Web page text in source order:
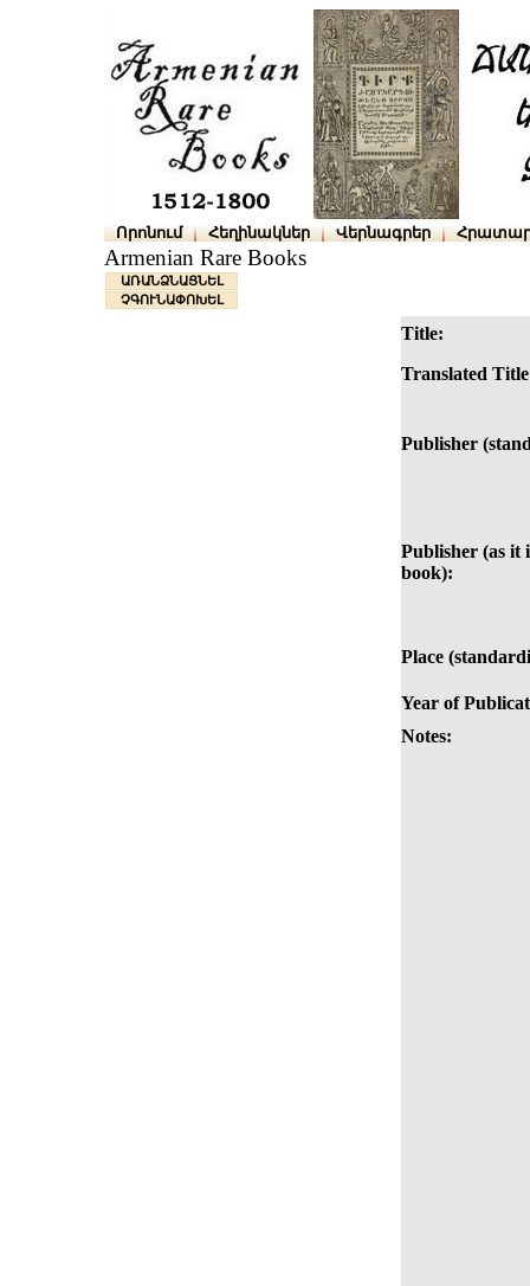
Որոնում Հեղինակներ Վերնագրեր
Armenian Rare Books
ԱՌԱՆՁՆԱՑՆԵԼ
ՉԳՈՒՆԱՓՈԽԵԼ
Title:
Translated
Publisher
Publisher (as it
book):
Place
Year of
Notes: